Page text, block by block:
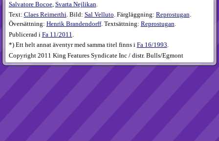
Salvatore Bocoe, Svarta Nejlikan.
Text: Claes Reimerthi. Bild: Sal Velluto. Färgläggning: Reprostugan.
Översättning: Henrik Brandendorff. Textsättning: Reprostugan.
Publicerad i Fa11​/2011.
*) Ett helt annat äventyr med samma titel finns i Fa 16/1993.
Copyright 2011 King Features Syndicate Inc / distr. Bulls/Egmont